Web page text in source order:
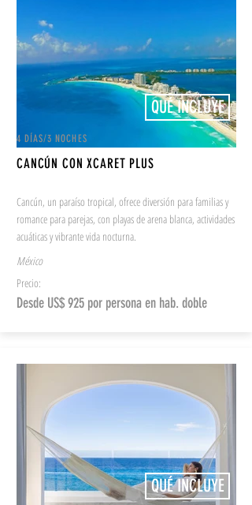
4 DÍAS/3 NOCHES
QUÉ INCLUYE
CANCÚN CON XCARET PLUS
Cancún, un paraíso tropical, ofrece diversión para familias y
romance para parejas, con playas de arena blanca, actividades
acuáticas y vibrante vida nocturna.
México
Precio:
Desde US$ 925 por persona en hab. doble
QUÉ INCLUYE